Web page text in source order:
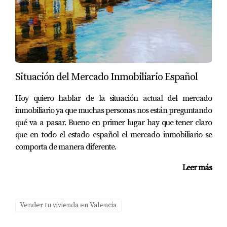
3. UTILIZA ESTRATEGIAS DE
MARKETING EFECTIVAS
El marketing juega un papel vital en la venta de tu
vivienda. Hoy en día, la mayoría de los compradores
que tu anuncio esté en las plataformas de listados más
populares. Invierte en fotografías de alta calidad que
resalten las mejores características de tu hogar, y
considera la creación de un video tour para brindar a los
potenciales compradores una experiencia inmersiva.
visibilidad de tu propiedad, atrayendo más
Situación del Mercado Inmobiliario Español
Hoy quiero hablar de la situación actual del mercado
inmobiliario ya que muchas personas nos están preguntando
qué va a pasar. Bueno en primer lugar hay que tener claro
que en todo el estado español el mercado inmobiliario se
comporta de manera diferente.
Leer más
Vender tu vivienda en Valencia